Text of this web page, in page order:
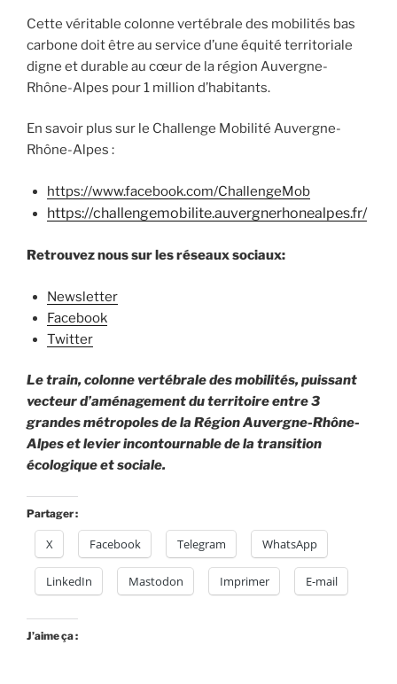
Cette véritable colonne vertébrale des mobilités bas
carbone doit être au service d’une équité territoriale
digne et durable au cœur de la région Auvergne-
Rhône-Alpes pour 1 million d’habitants.
En savoir plus sur le Challenge Mobilité Auvergne-
Rhône-Alpes :
https://www.facebook.com/ChallengeMob
https://challengemobilite.auvergnerhonealpes.fr/
Retrouvez nous sur les réseaux sociaux:
Newsletter
Facebook
Twitter
Le train, colonne vertébrale des mobilités, puissant
vecteur d’aménagement du territoire entre 3
grandes métropoles de la Région Auvergne-Rhône-
Alpes et levier incontournable de la transition
écologique et sociale.
Partager :
X Facebook Telegram WhatsApp
LinkedIn Mastodon Imprimer E-mail
J’aime ça :